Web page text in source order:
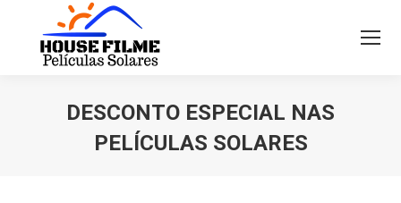
DESCONTO ESPECIAL NAS
PELÍCULAS SOLARES